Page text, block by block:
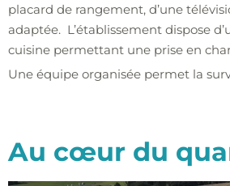
placard de rangement, d’une
adaptée. L’établissement dispose
cuisine permettant une prise en
Une équipe organisée permet la
Au cœur du